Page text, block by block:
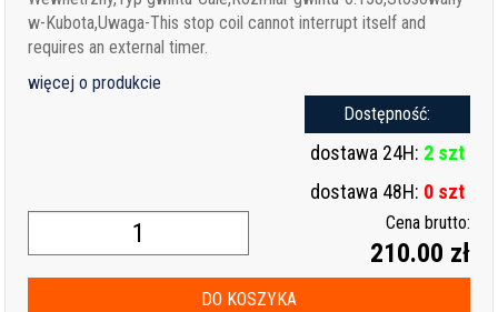
w-Kubota,Uwaga-This stop coil cannot interrupt itself and
requires an external timer.
więcej o produkcie
Dostępność:
dostawa 24H: 2 szt
dostawa 48H: 0 szt
Cena brutto:
210.00 zł
DO KOSZYKA